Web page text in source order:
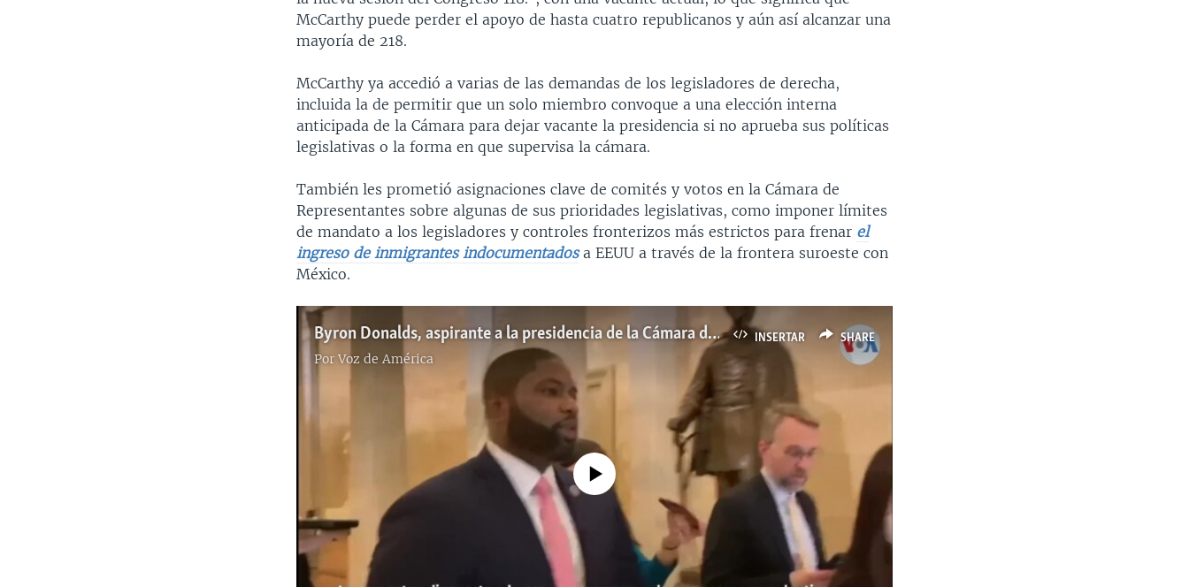
McCarthy puede perder el apoyo de hasta cuatro republicanos y aún así alcanzar una
mayoría de 218.
McCarthy ya accedió a varias de las demandas de los legisladores de derecha,
incluida la de permitir que un solo miembro convoque a una elección interna
anticipada de la Cámara para dejar vacante la presidencia si no aprueba sus políticas
legislativas o la forma en que supervisa la cámara.
También les prometió asignaciones clave de comités y votos en la Cámara de
Representantes sobre algunas de sus prioridades legislativas, como imponer límites
de mandato a los legisladores y controles fronterizos más estrictos para frenar el
ingreso de inmigrantes indocumentadosa EEUU a través de la frontera suroeste con
México.
INSERTAR SHARE
Byron Donalds, aspirante a la presidencia de la Cámara de Representantes de EEUU.
PorVoz de América
No media source currently available